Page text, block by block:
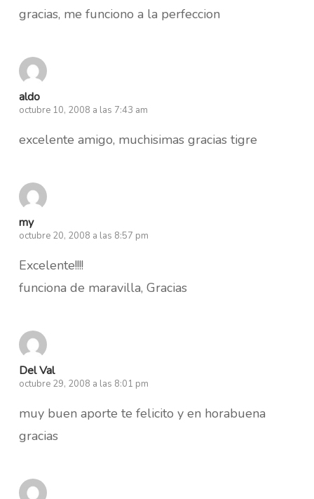
gracias, me funciono a la perfeccion
aldo
octubre 10, 2008 a las 7:43 am
excelente amigo, muchisimas gracias tigre
my
octubre 20, 2008 a las 8:57 pm
Excelente!!!!
funciona de maravilla, Gracias
Del Val
octubre 29, 2008 a las 8:01 pm
muy buen aporte te felicito y en horabuena
gracias